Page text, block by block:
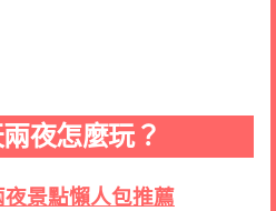
夜怎麼玩？
景點懶人包推薦